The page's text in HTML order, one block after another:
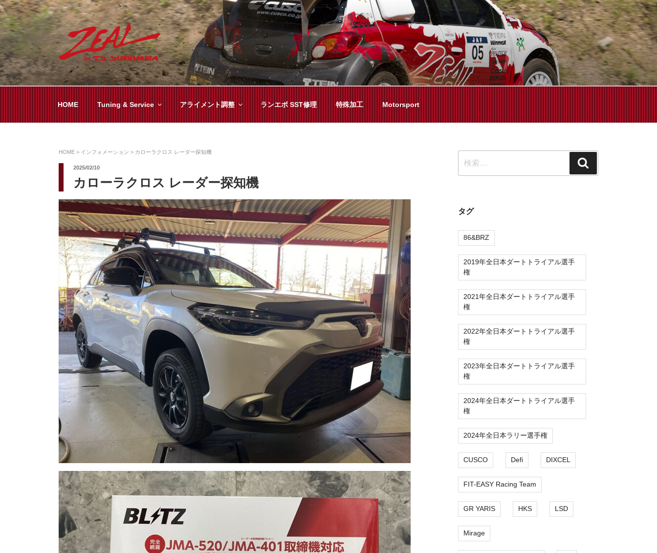
コ
ン
テ
ン
ツ
へ
ス
ZEAL BY TS-SUMIYAMA
オイル交換や車検といった日常メンテから各種チューニングまで、車に関することならジャンルフリーでお任せください!
HOME Tuning & Service アライメント調整 ランエボ SST修理 特殊加工 Motorsport
HOME > インフォメーション > カローラクロス レーダー探知機
2025/02/10
カローラクロス レーダー探知機
索:
索
タグ
86&BRZ
2019年全日本ダートトライアル選手
権
2021年全日本ダートトライアル選手
権
2022年全日本ダートトライアル選手
権
2023年全日本ダートトライアル選手
権
2024年全日本ダートトライアル選手
権
2024年全日本ラリー選手権
CUSCO Defi DIXCEL
FIT-EASY Racing Team
GR YARIS HKS LSD
Mirage